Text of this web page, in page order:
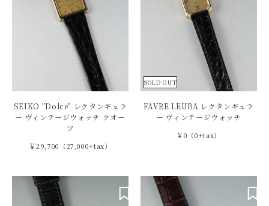
SEIKO "Dolce" レクタンギュラ
ー ヴィンテージウォッチ クオー
ツ
￥29,700（27,000+tax）
SOLD OUT
FAVRE LEUBA レクタンギュラ
ー ヴィンテージウォッチ
￥0（0+tax）